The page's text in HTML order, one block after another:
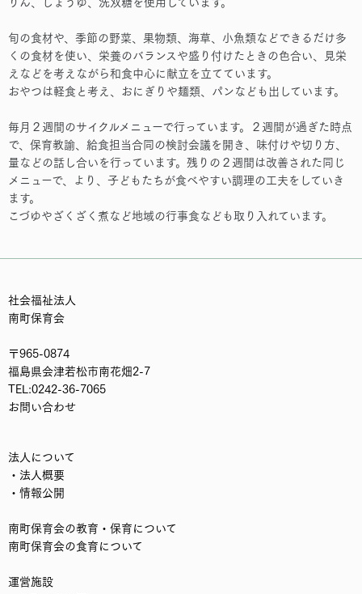
りん、しょうゆ、洗双糖を使用しています。
旬の食材や、季節の野菜、果物類、海草、小魚類などできるだけ多
くの食材を使い、栄養のバランスや盛り付けたときの色合い、見栄
えなどを考えながら和食中心に献立を立てています。
おやつは軽食と考え、おにぎりや麺類、パンなども出しています。
毎月２週間のサイクルメニューで行っています。２週間が過ぎた時点
で、保育教諭、給食担当合同の検討会議を開き、味付けや切り方、
量などの話し合いを行っています。残りの２週間は改善された同じ
メニューで、より、子どもたちが食べやすい調理の工夫をしていき
ます。
こづゆやざくざく煮など地域の行事食なども取り入れています。
社会福祉法人
南町保育会
〒965-0874
福島県会津若松市南花畑2-7
TEL:0242-36-7065
お問い合わせ
法人について
・法人概要
・情報公開
南町保育会の教育・保育について
南町保育会の食育について
運営施設